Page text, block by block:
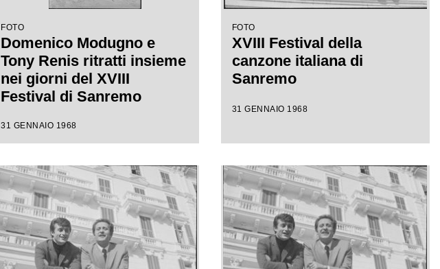
FOTO
Domenico Modugno e
Tony Renis ritratti insieme
nei giorni del XVIII
Festival di Sanremo
31 GENNAIO 1968
FOTO
XVIII Festival della
canzone italiana di
Sanremo
31 GENNAIO 1968